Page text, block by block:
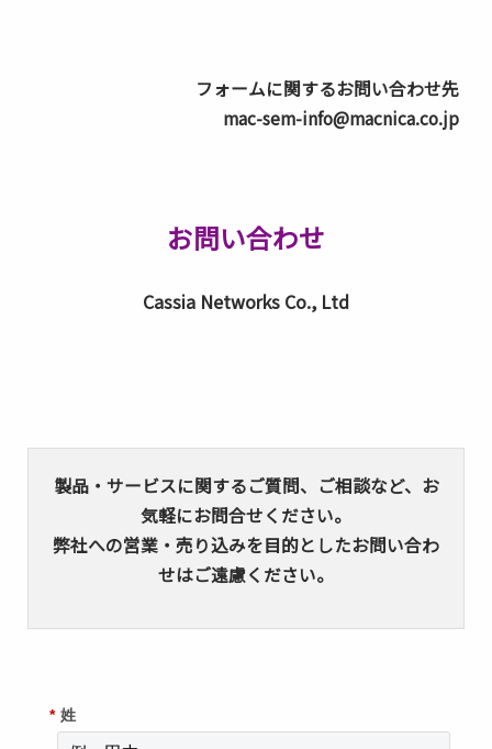
フォームに関するお問い合わせ先
mac-sem-info@macnica.co.jp
お問い合わせ
Cassia Networks Co., Ltd
製品・サービスに関するご質問、ご相談など、お
気軽にお問合せください。
弊社への営業・売り込みを目的としたお問い合わ
せはご遠慮ください。
* 姓